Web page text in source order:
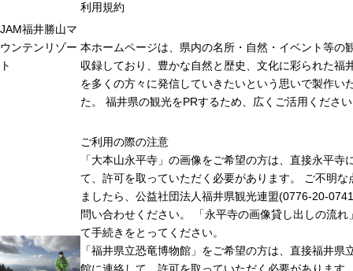
JAM福井勝山マ
ウンテンリゾー
ト
利用規約
本ホームページは、県内の名所・自然・イベント等の
収録しており、豊かな自然と歴史、文化に彩られた福
を多くの方々に発信していきたいという思いで製作い
た。 福井県の観光をPRするため、広くご活用くださ
ご利用の際の注意
「大本山永平寺」の画像をご希望の方は、直接永平寺
て、許可を取っていただく必要があります。 ご不明な
ましたら、公益社団法人福井県観光連盟(0776-20-
問い合わせください。 「永平寺の画像貸し出しの流れ
て手続きをとってください。
「福井県立恐竜博物館」をご希望の方は、直接福井県